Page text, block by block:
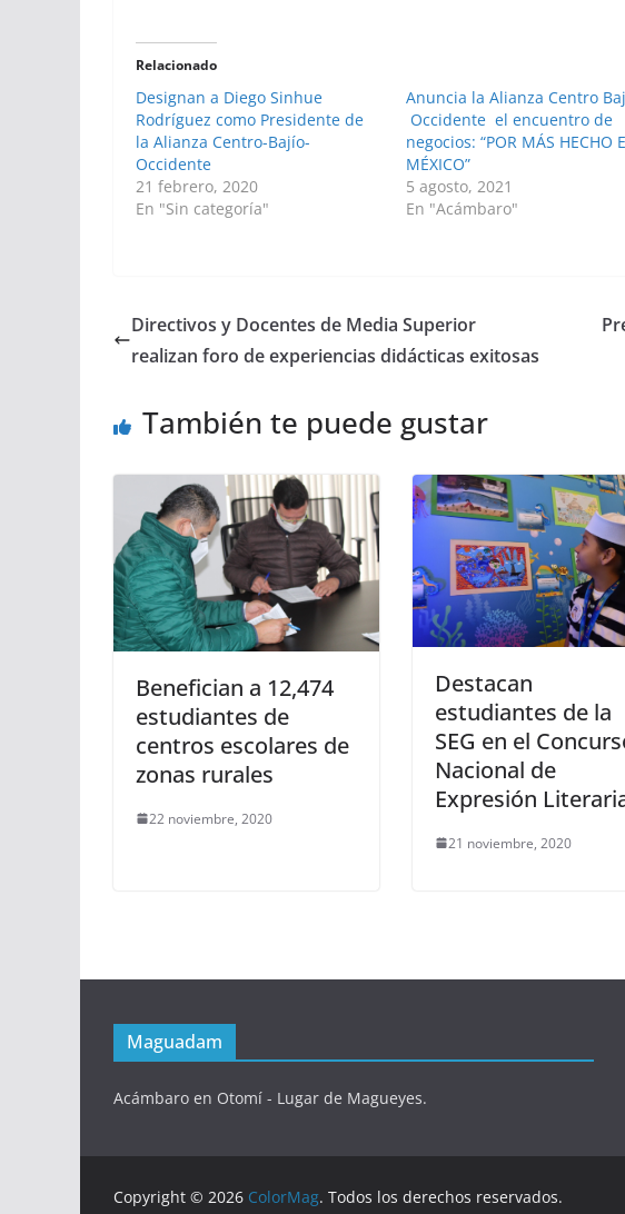
Relacionado
Designan a Diego Sinhue
Rodríguez como Presidente de
la Alianza Centro-Bajío-
Occidente
21 febrero, 2020
En "Sin categoría"
Anuncia la Alianza Centro
Occidente el encuentro de
negocios: “POR MÁS HECHO
MÉXICO”
5 agosto, 2021
En "Acámbaro"
Directivos y Docentes de Media Superior
realizan foro de experiencias didácticas exitosas
También te puede gustar
Benefician a 12,474
estudiantes de
centros escolares de
zonas rurales
22 noviembre, 2020
Destacan
estudiantes de la
SEG en el
Nacional de
Expresión
21 noviembre, 2020
Maguadam
Acámbaro en Otomí - Lugar de Magueyes.
Copyright © 2026 ColorMag. Todos los derechos reservados.